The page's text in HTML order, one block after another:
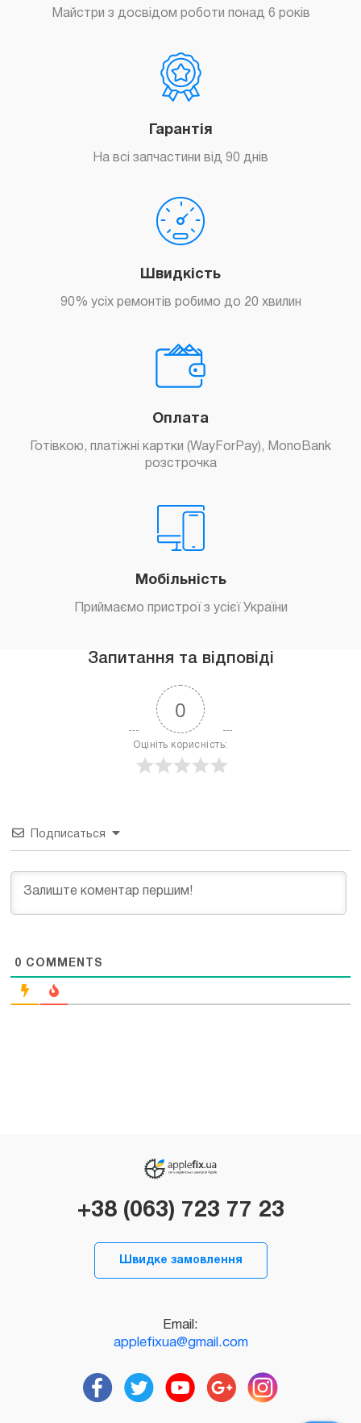
Майстри з досвідом роботи понад 6 років
Гарантія
На всі запчастини від 90 днів
Швидкість
90% усіх ремонтів робимо до 20 хвилин
Оплата
Готівкою, платіжні картки (WayForPay), MonoBank
розстрочка
Мобільність
Приймаємо пристрої з усієї України
Запитання та відповіді
0
Оцініть корисність:
Подписаться
0 COMMENTS
+38 (063) 723 77 23
Швидке замовлення
Email:
applefixua@gmail.com